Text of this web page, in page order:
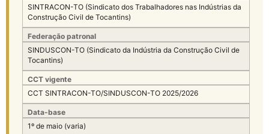
SINTRACON-TO (Sindicato dos Trabalhadores nas Indústrias da
Construção Civil de Tocantins)
Federação patronal
SINDUSCON-TO (Sindicato da Indústria da Construção Civil de
Tocantins)
CCT vigente
CCT SINTRACON-TO/SINDUSCON-TO 2025/2026
Data-base
1º de maio (varia)